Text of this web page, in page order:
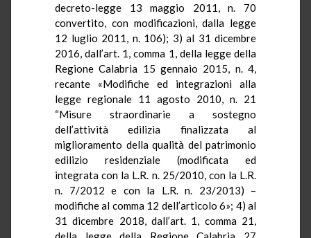
decreto-legge 13 maggio 2011, n. 70
convertito, con modificazioni, dalla legge
12 luglio 2011, n. 106); 3) al 31 dicembre
2016, dall’art. 1, comma 1, della legge della
Regione Calabria 15 gennaio 2015, n. 4,
recante «Modifiche ed integrazioni alla
legge regionale 11 agosto 2010, n. 21
“Misure straordinarie a sostegno
dell’attività edilizia finalizzata al
miglioramento della qualità del patrimonio
edilizio residenziale (modificata ed
integrata con la L.R. n. 25/2010, con la L.R.
n. 7/2012 e con la L.R. n. 23/2013) –
modifiche al comma 12 dell’articolo 6»; 4) al
31 dicembre 2018, dall’art. 1, comma 21,